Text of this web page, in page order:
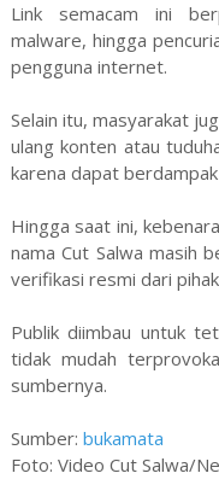
Link semacam ini
malware, hingga
pengguna internet.
Selain itu, masyarakat
ulang konten atau
karena dapat berdampak
Hingga saat ini,
nama Cut Salwa masih
verifikasi resmi dari
Publik diimbau untuk
tidak mudah
sumbernya.
Sumber: bukamata
Foto: Video Cut Salwa/